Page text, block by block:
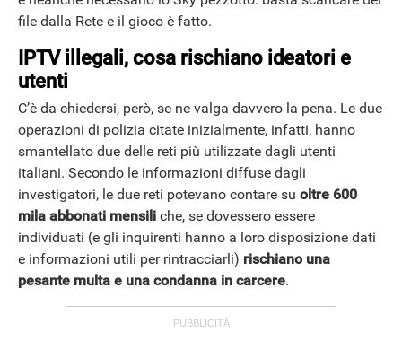
file dalla Rete e il gioco è fatto.
IPTV illegali, cosa rischiano ideatori e
utenti
C’è da chiedersi, però, se ne valga davvero la pena. Le due
operazioni di polizia citate inizialmente, infatti, hanno
smantellato due delle reti più utilizzate dagli utenti
italiani. Secondo le informazioni diffuse dagli
investigatori, le due reti potevano contare su oltre 600
mila abbonati mensili che, se dovessero essere
individuati (e gli inquirenti hanno a loro disposizione dati
e informazioni utili per rintracciarli) rischiano una
pesante multa e una condanna in carcere.